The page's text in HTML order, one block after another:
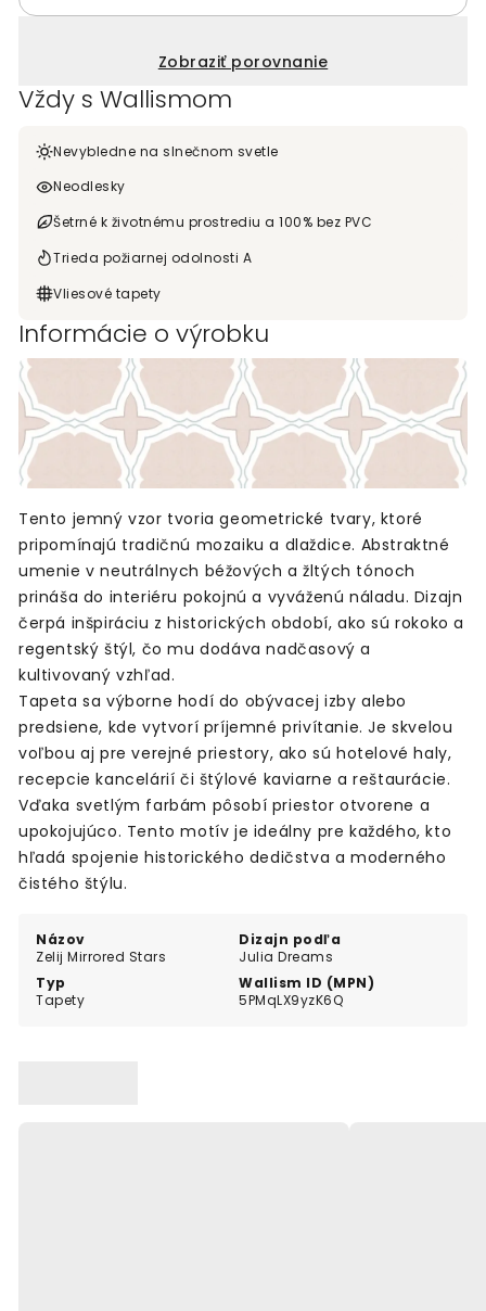
Zobraziť porovnanie
Vždy s Wallismom
Nevybledne na slnečnom svetle
Neodlesky
Šetrné k životnému prostrediu a 100% bez PVC
Trieda požiarnej odolnosti A
Vliesové tapety
Informácie o výrobku
Názov
Zelij Mirrored Stars
Dizajn podľa
Julia Dreams
Typ
Tapety
Wallism ID (MPN)
5PMqLX9yzK6Q
Tento jemný vzor tvoria geometrické tvary, ktoré
pripomínajú tradičnú mozaiku a dlaždice. Abstraktné
umenie v neutrálnych béžových a žltých tónoch
prináša do interiéru pokojnú a vyváženú náladu. Dizajn
čerpá inšpiráciu z historických období, ako sú rokoko a
regentský štýl, čo mu dodáva nadčasový a
kultivovaný vzhľad.
Tapeta sa výborne hodí do obývacej izby alebo
predsiene, kde vytvorí príjemné privítanie. Je skvelou
voľbou aj pre verejné priestory, ako sú hotelové haly,
recepcie kancelárií či štýlové kaviarne a reštaurácie.
Vďaka svetlým farbám pôsobí priestor otvorene a
upokojujúco. Tento motív je ideálny pre každého, kto
hľadá spojenie historického dedičstva a moderného
čistého štýlu.